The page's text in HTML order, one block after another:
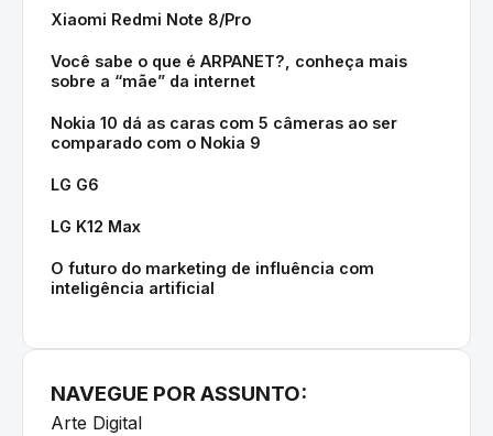
Xiaomi Redmi Note 8/Pro
Você sabe o que é ARPANET?, conheça mais
sobre a “mãe” da internet
Nokia 10 dá as caras com 5 câmeras ao ser
comparado com o Nokia 9
LG G6
LG K12 Max
O futuro do marketing de influência com
inteligência artificial
NAVEGUE POR ASSUNTO:
Arte Digital